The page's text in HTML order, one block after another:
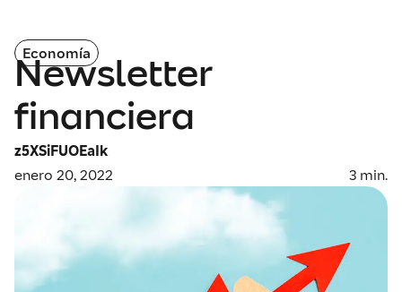
Economía
Newsletter
financiera
z5XSiFUOEaIk
enero 20, 2022
3 min.